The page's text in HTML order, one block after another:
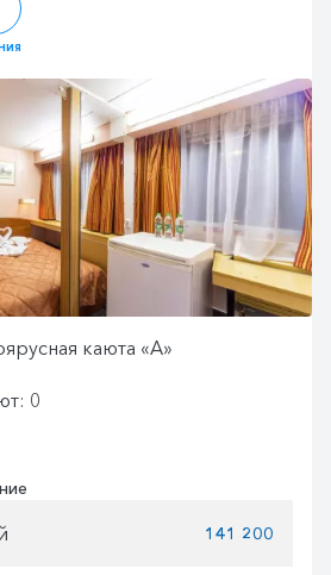
каюта «А»
0
141 200